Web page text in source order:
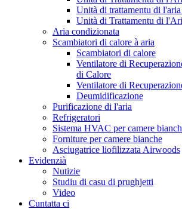
Unità di trattamentu di
Unità di Trattamentu di
Aria condizionata
Scambiatori di calore à aria
Scambiatori di calore
Ventilatore di
di Calore
Ventilatore di
Deumidificazione
Purificazione di l'aria
Refrigeratori
Sistema HVAC per camere
Forniture per camere bianche
Asciugatrice liofilizzata Airwoods
Evidenzià
Nutizie
Studiu di casu di prughjetti
Video
Cuntatta ci